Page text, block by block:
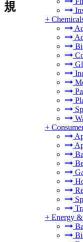
+
+
+ Energy
規